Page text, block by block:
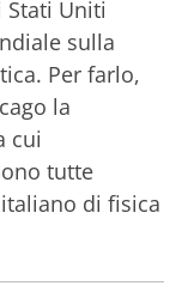
Stati Uniti
sulla
Per farlo,
la
cui
tutte
di fisica